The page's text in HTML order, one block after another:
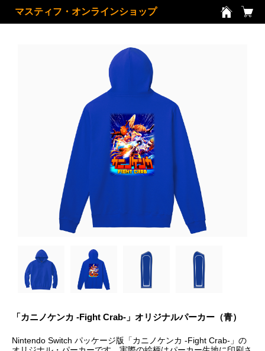
マスティフ・オンラインショップ
「カニノケンカ -Fight Crab-」オリジナルパーカー（青）
Nintendo Switch パッケージ版「カニノケンカ -Fight Crab-」の